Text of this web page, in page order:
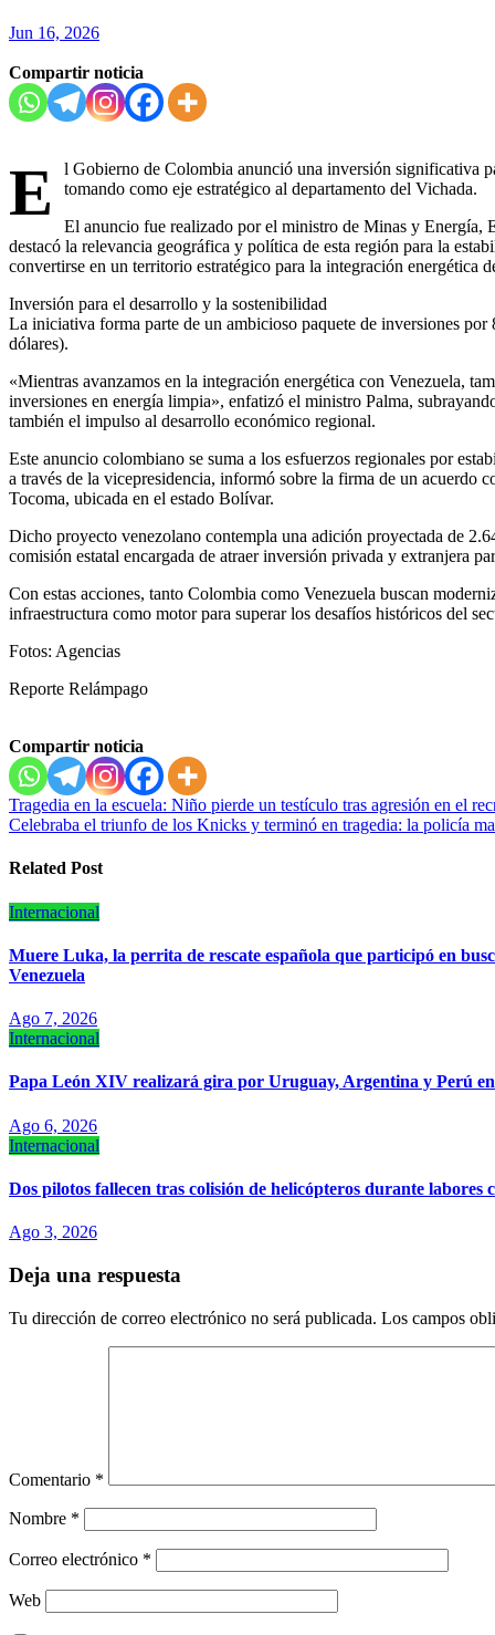
Jun 16, 2026
Compartir noticia
E
l Gobierno de Colombia anunció una inversión significativa
tomando como eje estratégico al departamento del Vichada.
El anuncio fue realizado por el ministro de Minas y Energía,
destacó la relevancia geográfica y política de esta región para la
convertirse en un territorio estratégico para la integración energética
Inversión para el desarrollo y la sostenibilidad
La iniciativa forma parte de un ambicioso paquete de inversiones
dólares).
«Mientras avanzamos en la integración energética con Venezuela,
inversiones en energía limpia», enfatizó el ministro Palma,
también el impulso al desarrollo económico regional.
Este anuncio colombiano se suma a los esfuerzos regionales por
a través de la vicepresidencia, informó sobre la firma de un
Tocoma, ubicada en el estado Bolívar.
Dicho proyecto venezolano contempla una adición proyectada de
comisión estatal encargada de atraer inversión privada y extranjera
Con estas acciones, tanto Colombia como Venezuela buscan
infraestructura como motor para superar los desafíos históricos del
Fotos: Agencias
Reporte Relámpago
Compartir noticia
Navegación
de
entradas
Tragedia en la escuela: Niño pierde un testículo tras agresión en el
Celebraba el triunfo de los Knicks y terminó en tragedia: la policía
Related Post
Internacional
Muere Luka, la perrita de rescate española que participó en
Venezuela
Ago 7, 2026
Internacional
Papa León XIV realizará gira por Uruguay, Argentina y Perú
Ago 6, 2026
Internacional
Dos pilotos fallecen tras colisión de helicópteros durante labores
Ago 3, 2026
Deja una respuesta
Tu dirección de correo electrónico no será publicada. Los campos
Comentario *
Nombre *
Correo electrónico *
Web